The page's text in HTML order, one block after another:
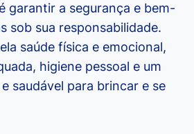
garantir a segurança e bem-
sob sua responsabilidade.
saúde física e emocional,
higiene pessoal e um
saudável para brincar e se